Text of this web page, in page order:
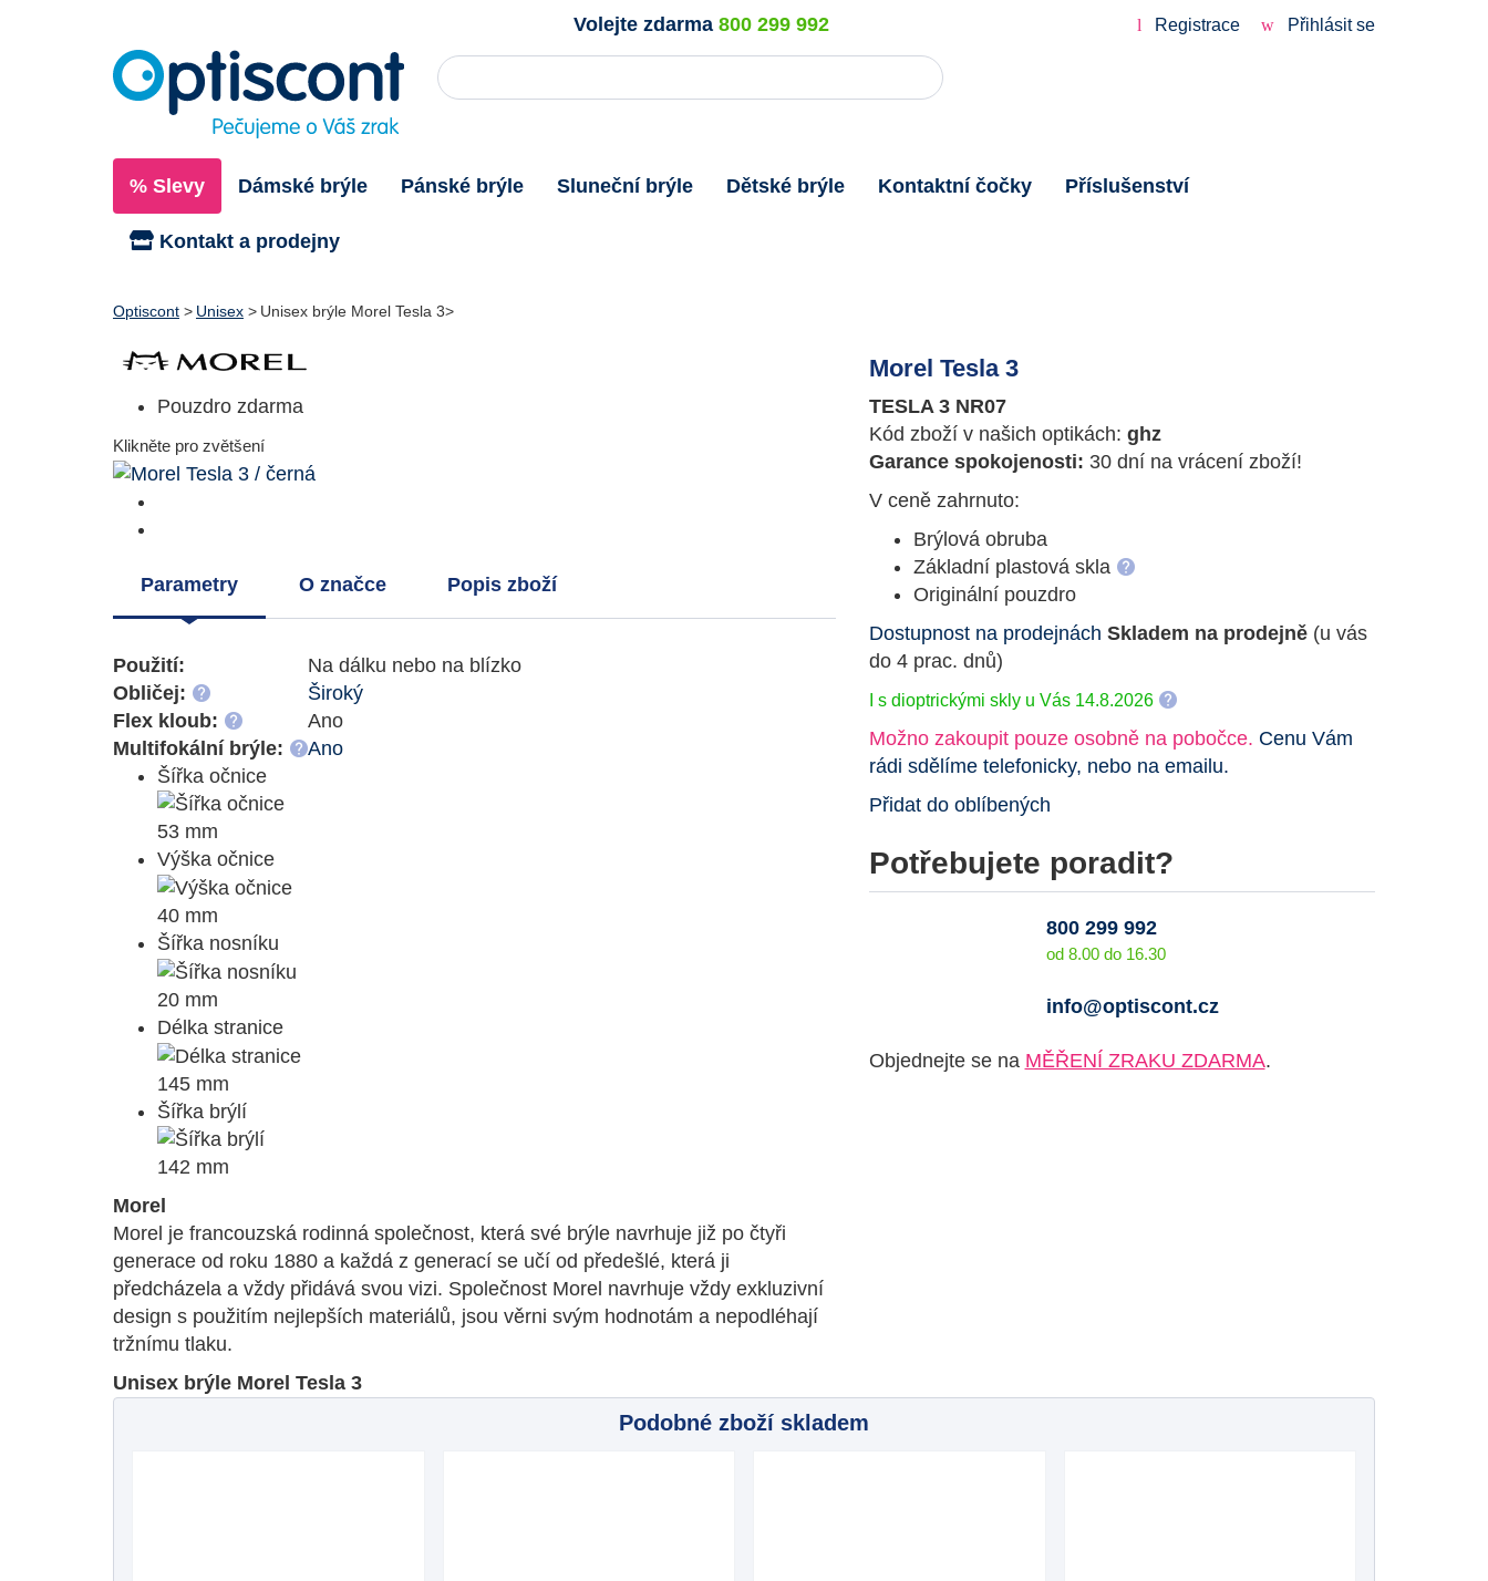
Volejte zdarma800 299 992 Registrace Přihlásit se
% Slevy Dámské brýle Pánské brýle Sluneční brýle Dětské brýle Kontaktní čočky Příslušenství
Kontakt a prodejny
Optiscont Unisex Unisex brýle Morel Tesla 3
Pouzdro zdarma
Klikněte pro zvětšení
Parametry O značce Popis zboží
Použití:
Na dálku nebo na blízko
Obličej:
Široký
Flex kloub:
Ano
Multifokální brýle:
Ano
Šířka očnice
53 mm
Výška očnice
40 mm
Šířka nosníku
20 mm
Délka stranice
145 mm
Šířka brýlí
142 mm
Morel
Morel je francouzská rodinná společnost, která své brýle navrhuje již po čtyři
generace od roku 1880 a každá z generací se učí od předešlé, která ji
předcházela a vždy přidává svou vizi. Společnost Morel navrhuje vždy exkluzivní
design s použitím nejlepších materiálů, jsou věrni svým hodnotám a nepodléhají
tržnímu tlaku.
Unisex brýle Morel Tesla 3
Morel Tesla 3
TESLA 3 NR07
Kód zboží v našich optikách: ghz
Garance spokojenosti: 30 dní na vrácení zboží!
V ceně zahrnuto:
Brýlová obruba
Základní plastová skla
Originální pouzdro
Dostupnost na prodejnách Skladem na prodejně(u vás
do 4 prac. dnů)
I s dioptrickými skly u Vás 14.8.2026
Možno zakoupit pouze osobně na pobočce. Cenu Vám
rádi sdělíme telefonicky, nebo na emailu.
Přidat do oblíbených
Potřebujete poradit?
800 299 992
od 8.00 do 16.30
info@optiscont.cz
Objednejte se na MĚŘENÍ ZRAKU ZDARMA.
Podobné zboží skladem